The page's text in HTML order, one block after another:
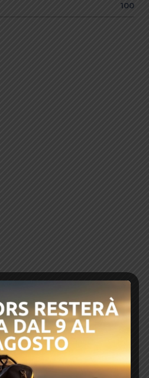
100
in colore nero, per un look più
di montare portapacchi o box da
del mercato, può essere
luminosa distintiva.